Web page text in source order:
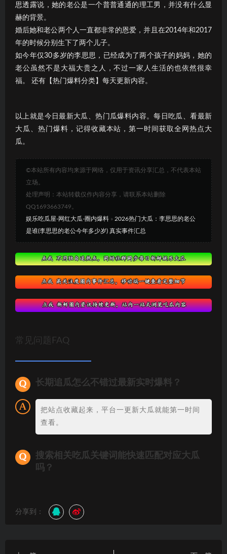
思透露说，她的老公是一个普普通通的理工男，并没有什么显
赫的背景。
婚后她和老公两个人一直都非常的恩爱，并且在2014年和2017
年的时候分别生下了两个儿子。
如今年仅30多岁的李思思，已经成为了两个孩子的妈妈，她的
老公虽然不是大福大贵之人，不过一家人生活的也依然很幸
福。 还有【热门爆料分类】每天更新内容。
以上就是今日最新大瓜、热门瓜爆料内容。每日吃瓜、看最新
大瓜、热门爆料，记得收藏本站，第一时间获取全网热点大
瓜。
©本站所有内容均来源于网络，仅用于资讯分享汇总，不代表本站
立场。
处理声明：本站转载仅作内容分享，请联系本站删除
QQ1693663749。
娱乐吃瓜屋-网红大瓜-圈内爆料 » 2026热门大瓜：李思思的老公
是谁(李思思的老公今年多少岁) 真实事件汇总
常见问题FAQ
长期追瓜怎么不错过最新实时爆料？
把站点收藏起来，平台一更新大瓜就能第一时间
查看。
搜索相关吃瓜关键词能快速匹配对应大瓜
吗？
分享到：